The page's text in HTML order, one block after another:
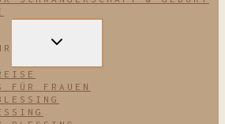
UNTERMENÜ
FÜR FRAUEN